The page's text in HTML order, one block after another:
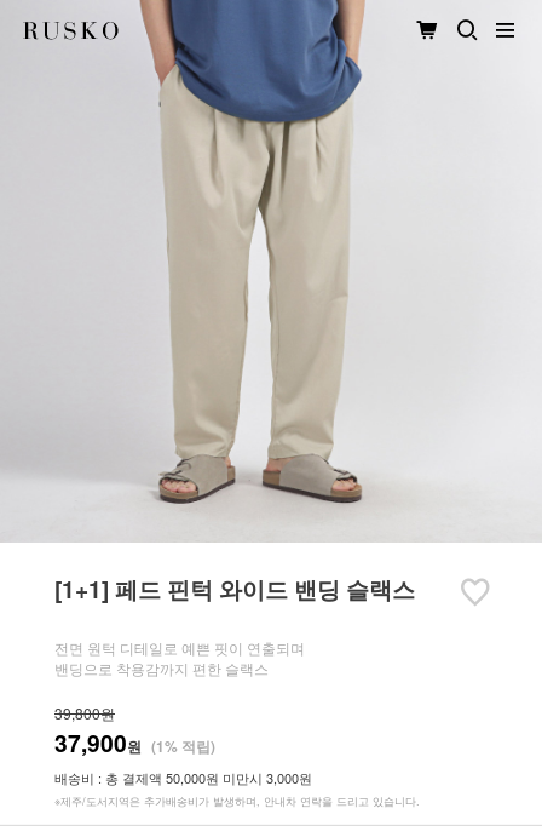
[1+1] 페드 핀턱 와이드 밴딩 슬랙스
전면 원턱 디테일로 예쁜 핏이 연출되며
밴딩으로 착용감까지 편한 슬랙스
39,800원
37,900원 (1% 적립)
배송비 : 총 결제액 50,000원 미만시 3,000원
※제주/도서지역은 추가배송비가 발생하며, 안내차 연락을 드리고 있습니다.